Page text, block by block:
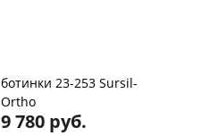
ботинки 23-253 Sursil-
Ortho
9 780 руб.